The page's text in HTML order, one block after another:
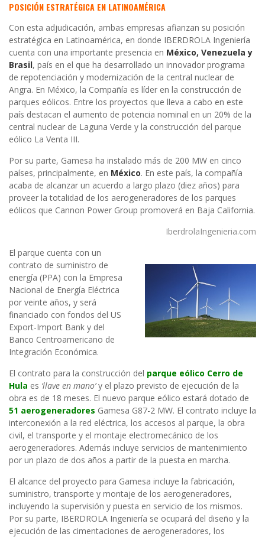
POSICIÓN ESTRATÉGICA EN LATINOAMÉRICA
Con esta adjudicación, ambas empresas afianzan su posición
estratégica en Latinoamérica, en donde IBERDROLA Ingeniería
cuenta con una importante presencia en México, Venezuela y
Brasil, país en el que ha desarrollado un innovador programa
de repotenciación y modernización de la central nuclear de
Angra. En México, la Compañía es líder en la construcción de
parques eólicos. Entre los proyectos que lleva a cabo en este
país destacan el aumento de potencia nominal en un 20% de la
central nuclear de Laguna Verde y la construcción del parque
eólico La Venta III.
Por su parte, Gamesa ha instalado más de 200 MW en cinco
países, principalmente, en México. En este país, la compañía
acaba de alcanzar un acuerdo a largo plazo (diez años) para
proveer la totalidad de los aerogeneradores de los parques
eólicos que Cannon Power Group promoverá en Baja California.
IberdrolaIngenieria.com
El parque cuenta con un
contrato de suministro de
energía (PPA) con la Empresa
Nacional de Energía Eléctrica
por veinte años, y será
financiado con fondos del US
Export-Import Bank y del
Banco Centroamericano de
Integración Económica.
El contrato para la construcción del parque eólico Cerro de
Hula es ‘llave en mano’y el plazo previsto de ejecución de la
obra es de 18 meses. El nuevo parque eólico estará dotado de
51 aerogeneradores Gamesa G87-2 MW. El contrato incluye la
interconexión a la red eléctrica, los accesos al parque, la obra
civil, el transporte y el montaje electromecánico de los
aerogeneradores. Además incluye servicios de mantenimiento
por un plazo de dos años a partir de la puesta en marcha.
El alcance del proyecto para Gamesa incluye la fabricación,
suministro, transporte y montaje de los aerogeneradores,
incluyendo la supervisión y puesta en servicio de los mismos.
Por su parte, IBERDROLA Ingeniería se ocupará del diseño y la
ejecución de las cimentaciones de aerogeneradores, los